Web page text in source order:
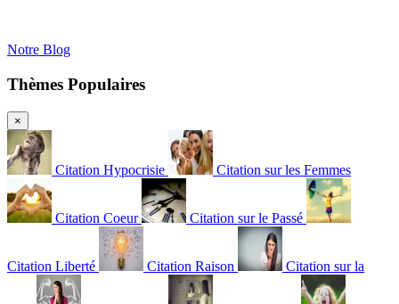
Notre Blog
Thèmes Populaires
×
Citation Hypocrisie Citation sur les Femmes
Citation Coeur Citation sur le Passé
Citation Liberté Citation Raison Citation sur la